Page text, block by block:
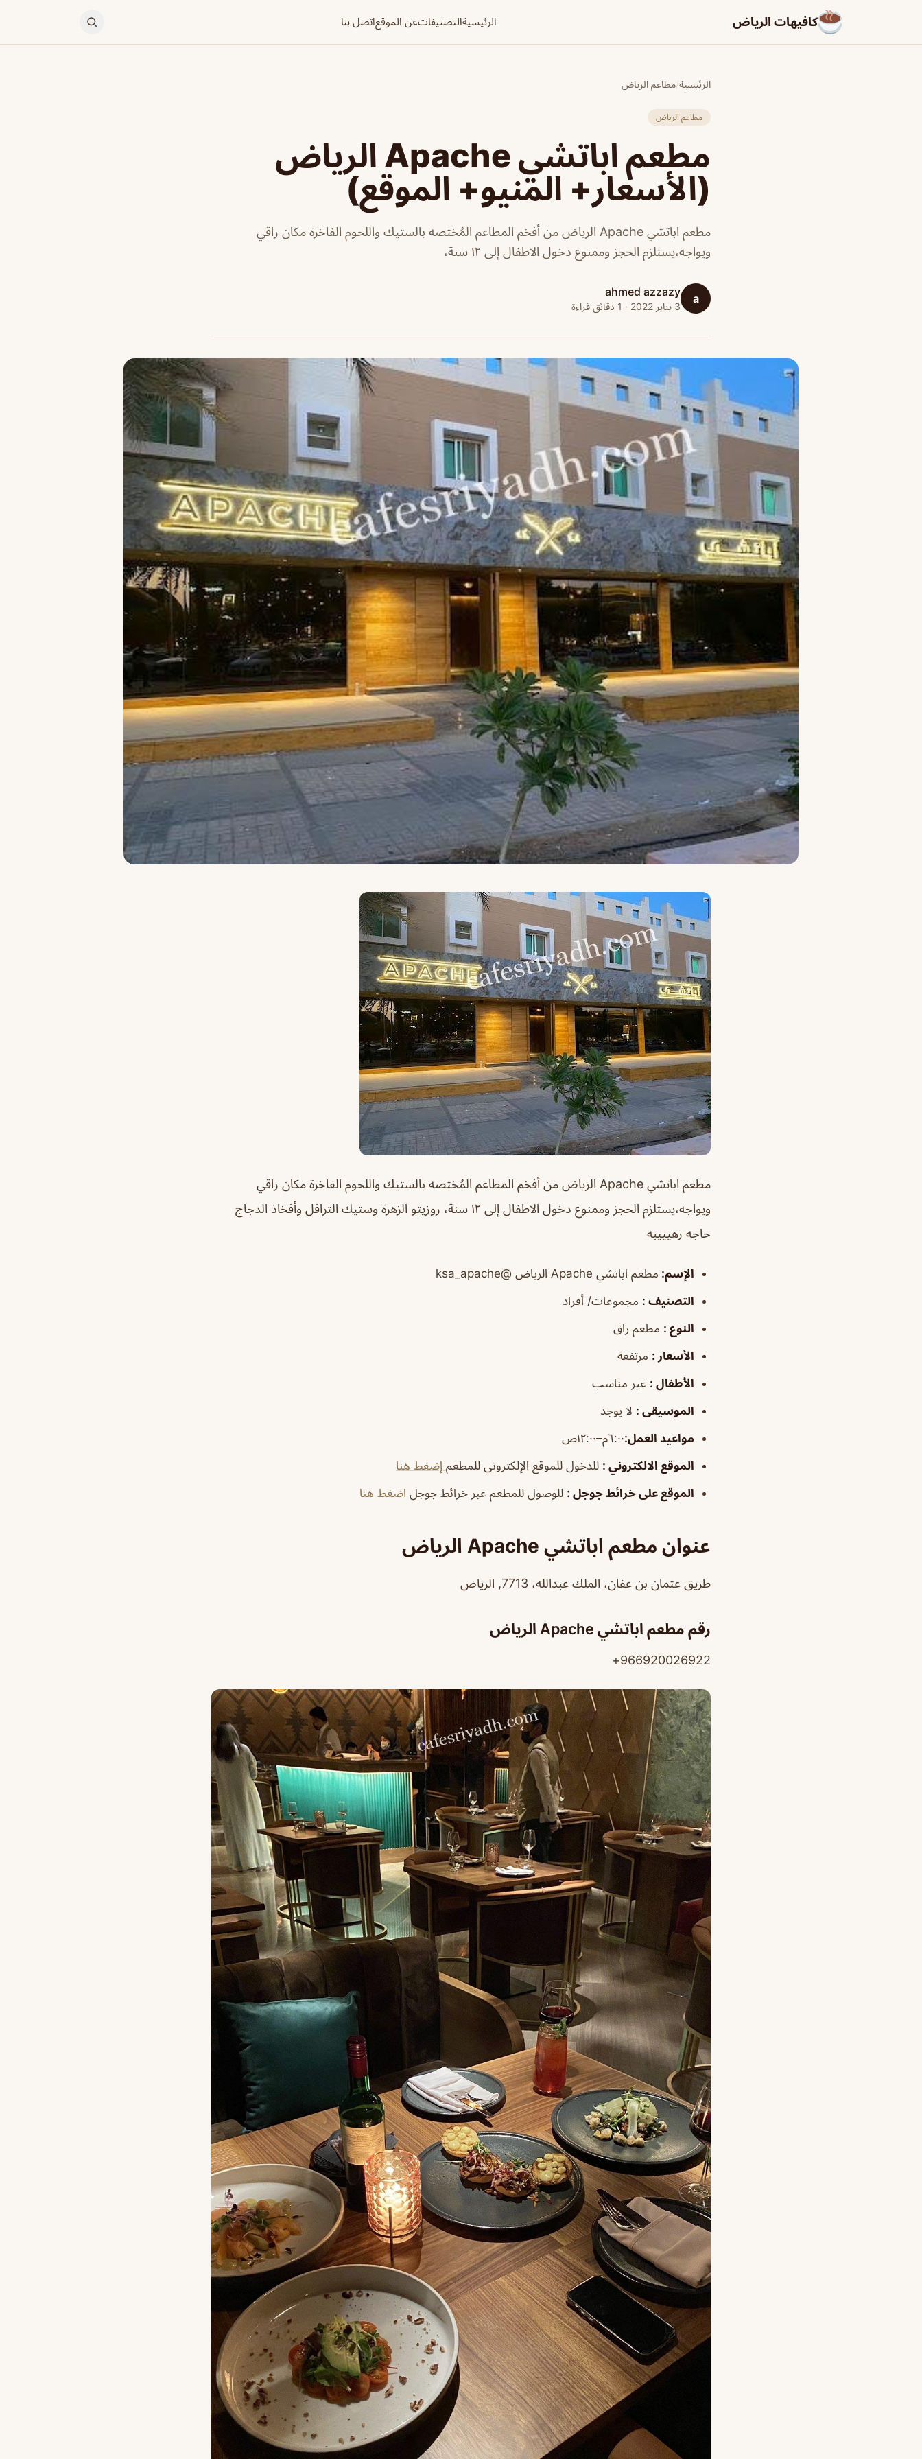
كافيهات الرياض الرئيسيةالتصنيفاتعن الموقعاتصل بنا
الرئيسية/مطاعم الرياض
مطاعم الرياض
مطعم اباتشي Apache الرياض
(الأسعار+ المنيو+ الموقع)
مطعم اباتشي Apache الرياض من أفخم المطاعم المُختصه بالستيك واللحوم الفاخرة مكان راقي
ويواجه،يستلزم الحجز وممنوع دخول الاطفال إلى ١٢ سنة،
a
ahmed azzazy
3 يناير 2022 · 1 دقائق قراءة
مطعم اباتشي Apache الرياض
من أفخم المطاعم المُختصه بالستيك واللحوم الفاخرة مكان راقي
ويواجه،يستلزم الحجز وممنوع دخول الاطفال إلى ١٢ سنة، روزيتو الزهرة وستيك الترافل وأفخاذ الدجاج
حاجه رهيييبه
الإسم: مطعم اباتشي Apache الرياض
@ksa_apache
التصنيف : مجموعات/ أفراد
النوع : مطعم راق
الأسعار : مرتفعة
الأطفال : غير مناسب
الموسيقى : لا يوجد
مواعيد العمل:٦:٠٠م–١٢:٠٠ص
الموقع الالكتروني : للدخول للموقع الإلكتروني للمطعم إضغط هنا
الموقع على خرائط جوجل : للوصول للمطعم عبر خرائط جوجل اضغط هنا
عنوان مطعم اباتشي Apache الرياض
طريق عثمان بن عفان، الملك عبدالله، 7713, الرياض
رقم مطعم اباتشي Apache الرياض
966920026922+